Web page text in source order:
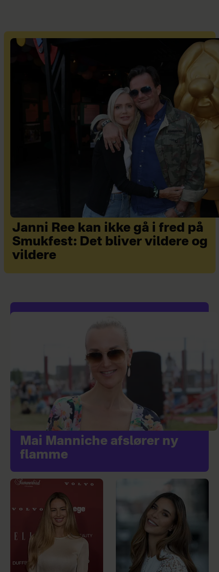
Janni Ree kan ikke gå i fred på
Smukfest: Det bliver vildere og
vildere
Mai Manniche afslører ny
flamme